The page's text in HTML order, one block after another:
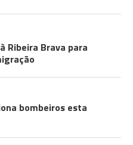
Ribeira Brava para
bombeiros esta